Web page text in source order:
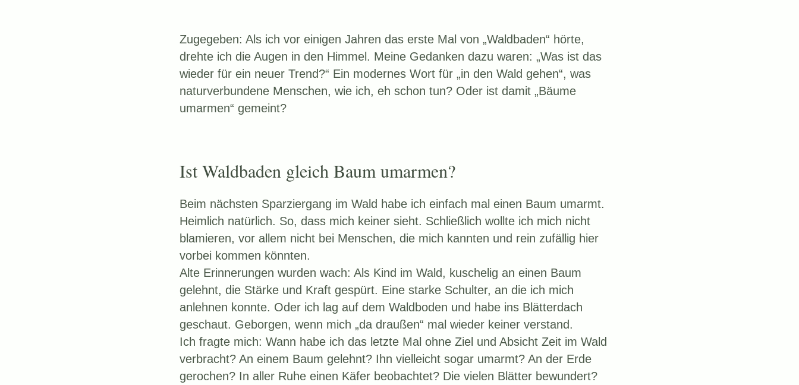
Zugegeben: Als ich vor einigen Jahren das erste Mal von „Waldbaden“ hörte,
drehte ich die Augen in den Himmel. Meine Gedanken dazu waren: „Was ist das
wieder für ein neuer Trend?“ Ein modernes Wort für „in den Wald gehen“, was
naturverbundene Menschen, wie ich, eh schon tun? Oder ist damit „Bäume
umarmen“ gemeint?
Ist Waldbaden gleich Baum umarmen?
Beim nächsten Sparziergang im Wald habe ich einfach mal einen Baum umarmt.
Heimlich natürlich. So, dass mich keiner sieht. Schließlich wollte ich mich nicht
blamieren, vor allem nicht bei Menschen, die mich kannten und rein zufällig hier
vorbei kommen könnten.
Alte Erinnerungen wurden wach: Als Kind im Wald, kuschelig an einen Baum
gelehnt, die Stärke und Kraft gespürt. Eine starke Schulter, an die ich mich
anlehnen konnte. Oder ich lag auf dem Waldboden und habe ins Blätterdach
geschaut. Geborgen, wenn mich „da draußen“ mal wieder keiner verstand.
Ich fragte mich: Wann habe ich das letzte Mal ohne Ziel und Absicht Zeit im Wald
verbracht? An einem Baum gelehnt? Ihn vielleicht sogar umarmt? An der Erde
gerochen? In aller Ruhe einen Käfer beobachtet? Die vielen Blätter bewundert?